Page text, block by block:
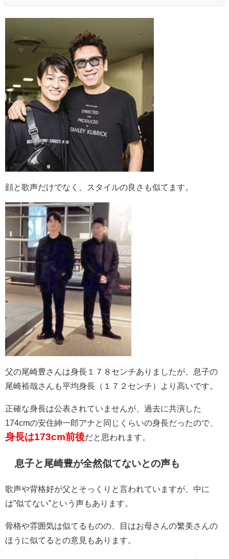
顔と歌声だけでなく、スタイルの良さも似てます。
父の尾崎豊さんは身長１７８センチありましたが、息子の
尾崎裕哉さんも平均身長（１７２センチ）より高いです。
正確な身長は公表されていませんが、過去に共演した
174cmの安住紳一郎アナと同じくらいの身長だったので、
身長は173cm前後だと思われます。
息子と尾崎豊が全然似てないとの声も
歌声や背格好が父とそっくりと言われていますが、中に
は”似てない”という声もあります。
骨格や雰囲気は似てるものの、目はお母さんの繁美さんの
ほうに似てるとの意見もあります。